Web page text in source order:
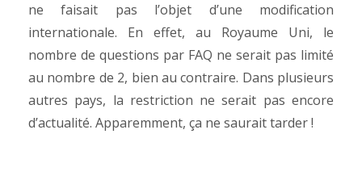
ne faisait pas l’objet d’une modification
internationale. En effet, au Royaume Uni, le
nombre de questions par FAQ ne serait pas limité
au nombre de 2, bien au contraire. Dans plusieurs
autres pays, la restriction ne serait pas encore
d’actualité. Apparemment, ça ne saurait tarder !